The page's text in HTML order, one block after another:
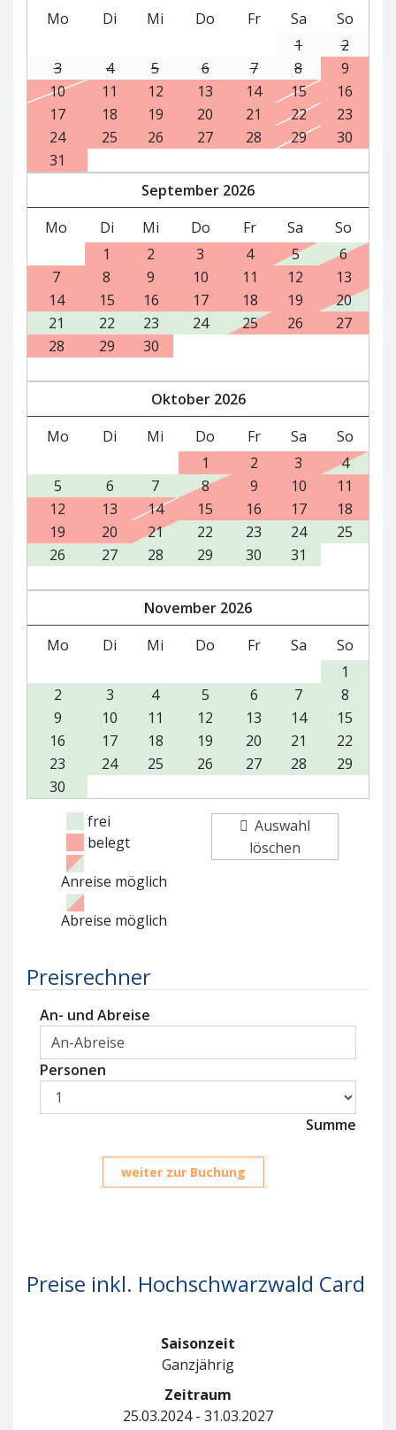
Mo Di Mi Do Fr Sa
So
1
2
3
4 5 6 7 8
9
10
11 12 13 14 15
16
17
18 19 20 21 22
23
24
25 26 27 28 29
30
31
September 2026
Mo
Di Mi Do Fr Sa
So
1
2 3 4 5
6
7
8 9 10 11 12
13
14
15 16 17 18 19
20
21
22 23 24 25 26
27
28
29 30
Oktober 2026
Mo
Di Mi Do Fr Sa
So
1
2 3
4
5
6 7 8 9 10
11
12
13 14 15 16 17
18
19
20 21 22 23 24
25
26
27 28 29 30 31
November 2026
Mo
Di Mi Do Fr Sa
So
1
2
3 4 5 6 7
8
9
10 11 12 13 14
15
16
17 18 19 20 21
22
23
24 25 26 27 28
29
30
frei
belegt
Anreise möglich
Abreise möglich
Auswahl
löschen
Preisrechner
An- und Abreise
Personen
Summe
weiter zur Buchung
Preise inkl. Hochschwarzwald Card
Saisonzeit
Ganzjährig
Zeitraum
25.03.2024 - 31.03.2027